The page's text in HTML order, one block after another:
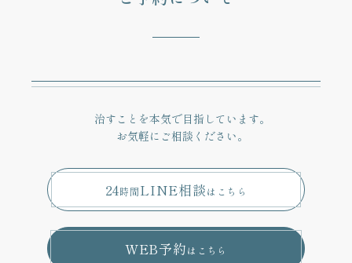
治すことを本気で目指しています。
お気軽にご相談ください。
24時間LINE相談はこちら
WEB予約はこちら